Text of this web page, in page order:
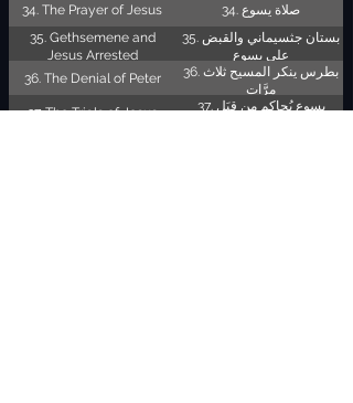
34. The Prayer of Jesus
34. صلاة يسوع
35. Gethsemene and
Jesus Arrested
35. بستان جثسيماني والقبض
على يسوع
36. The Denial of Peter
36. بطرس ينكر المسيح ثلاث
مرَّات
37. The Trials of Jesus
37. يسوع يُحاكم من قِبَل